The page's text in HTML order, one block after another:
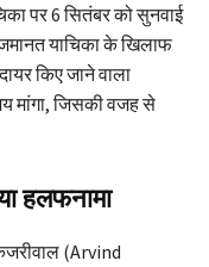
पर 6 सितंबर को सुनवाई
याचिका के खिलाफ
किए जाने वाला
मांगा, जिसकी वजह से
हलफनामा
(Arvind